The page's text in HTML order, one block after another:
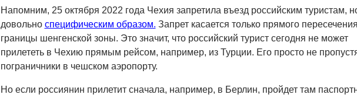
Напомним, 25 октября 2022 года Чехия запретила въезд российским туристам,
довольно специфическим образом. Запрет касается только прямого пересечения
границы шенгенской зоны. Это значит, что российский турист сегодня не может
прилететь в Чехию прямым рейсом, например, из Турции. Его просто не
пограничники в чешском аэропорту.
Но если россиянин прилетит сначала, например, в Берлин, пройдет там